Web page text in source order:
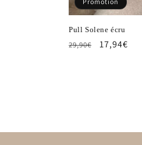
Pull Solene écru
Prix
29,90€
Prix
17,94€